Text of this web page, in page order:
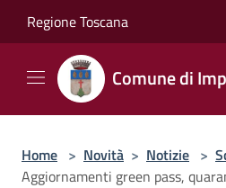
Regione Toscana
Comune di
Home > Novità > Notizie >
Aggiornamenti green pass,